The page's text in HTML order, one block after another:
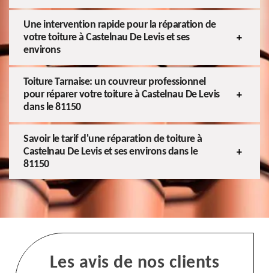
Une intervention rapide pour la réparation de
votre toiture à Castelnau De Levis et ses
environs
Toiture Tarnaise: un couvreur professionnel
pour réparer votre toiture à Castelnau De Levis
dans le 81150
Savoir le tarif d'une réparation de toiture à
Castelnau De Levis et ses environs dans le
81150
Les avis de nos clients